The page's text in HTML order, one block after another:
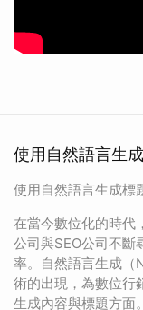
使用自然語言生
使用自然語言生成標
在當今數位化的時代
公司與SEO公司不斷
率。自然語言生成
術的出現，為數位行
生成內容與標題方面